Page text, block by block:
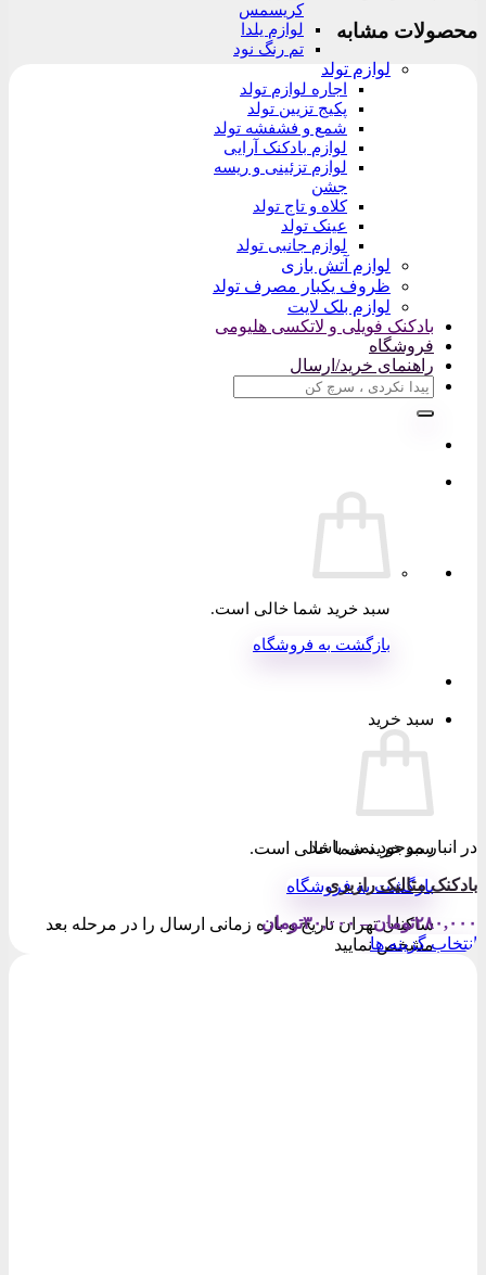
کریسمس
لوازم یلدا
تم رنگ نود
لوازم تولد
اجاره لوازم تولد
پکیج تزیین تولد
شمع و فشفشه تولد
لوازم بادکنک آرایی
لوازم تزئینی و ریسه
جشن
کلاه و تاج تولد
عینک تولد
لوازم جانبی تولد
لوازم آتش بازی
ظروف یکبار مصرف تولد
لوازم بلک لایت
بادکنک فویلی و لاتکسی هلیومی
فروشگاه
راهنمای خرید/ارسال
جستجو
سبد خرید شما خالی است.
بازگشت به فروشگاه
سبد خرید
سبد خرید شما خالی است.
بازگشت به فروشگاه
ساکنان تهران تاریخ و بازه زمانی ارسال را در مرحله بعد
مشخص نمایید
محصولات مشابه
در انبار موجود نمی باشد
بادکنک متالیک رازبری
۲۸۰,۰۰۰تومان – ۳۰,۰۰۰تومانPrice
range:
انتخاب گزینه ها